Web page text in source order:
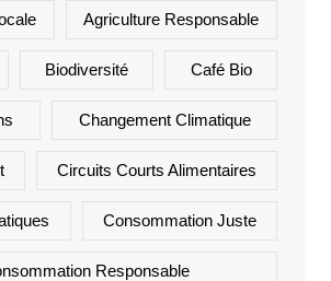
Agriculture Responsable
Biodiversité Café Bio
Changement Climatique
Circuits Courts Alimentaires
Consommation Juste
Responsable